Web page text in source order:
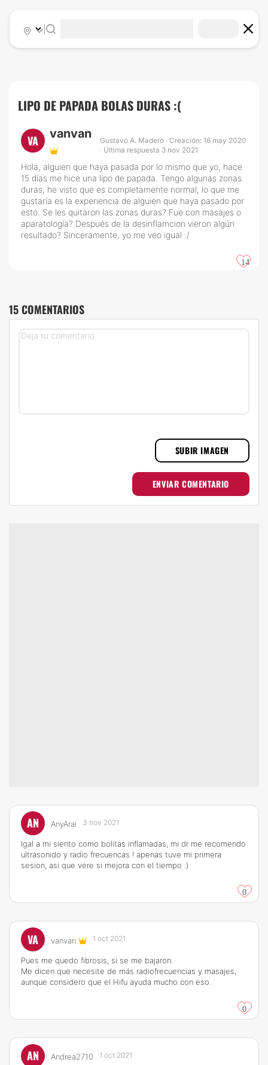
|
LIPO DE PAPADA BOLAS DURAS :(
VA vanvan
Gustavo A. Madero · Creación: 16 may 2020
· Última respuesta 3 nov 2021
Hola, alguien que haya pasada por lo mismo que yo, hace
15 días me hice una lipo de papada. Tengo algunas zonas
duras, he visto que es completamente normal, lo que me
gustaría es la experiencia de alguien que haya pasado por
esto. Se les quitaron las zonas duras? Fue con masajes o
aparatología? Después de la desinflamcion vieron algún
resultado? Sinceramente, yo me veo igual :/
14
15 COMENTARIOS
SUBIR IMAGEN
ENVIAR COMENTARIO
AN AnyArai 3 nov 2021
Igal a mi siento como bolitas inflamadas, mi dr me recomendo
ultrasonido y radio frecuencas ! apenas tuve mi primera
sesion, asi que vere si mejora con el tiempo :)
0
VA vanvan 1 oct 2021
Pues me quedo fibrosis, si se me bajaron.
Me dicen que necesite de más radiofrecuencias y masajes,
aunque considero que el Hifu ayuda mucho con eso.
0
AN Andrea2710 1 oct 2021